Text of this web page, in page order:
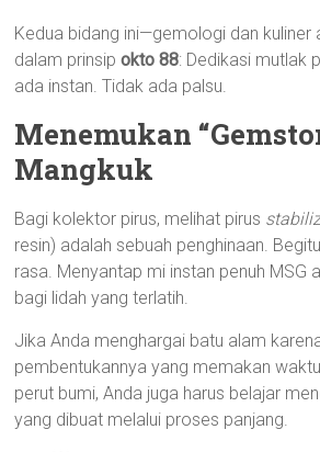
Kedua bidang ini—gemologi dan
dalam prinsipokto 88: Dedikasi mutlak
ada instan. Tidak ada palsu.
Menemukan
Mangkuk
Bagi kolektor pirus, melihat pirus
resin) adalah sebuah penghinaan.
rasa. Menyantap mi instan penuh MSG
bagi lidah yang terlatih.
Jika Anda menghargai batu alam
pembentukannya yang memakan
perut bumi, Anda juga harus belajar
yang dibuat melalui proses panjang.